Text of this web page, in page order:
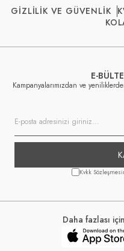
GİZLİLİK VE GÜVENLİK
E-
Kampanyalarımızdan ve
Kvkk
Daha fazlası